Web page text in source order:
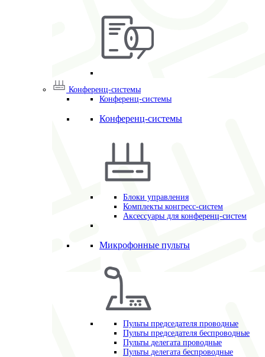
Конференц-системы
Конференц-системы
Конференц-системы
Блоки управления
Комплекты конгресс-систем
Аксессуары для конференц-систем
Микрофонные пульты
Пульты председателя проводные
Пульты председателя беспроводные
Пульты делегата проводные
Пульты делегата беспроводные